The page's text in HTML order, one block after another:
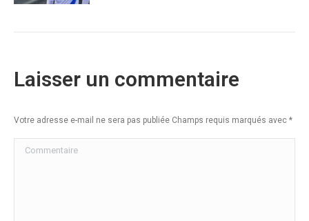
Laisser un commentaire
Votre adresse e-mail ne sera pas publiée Champs requis marqués avec *
Commentaire